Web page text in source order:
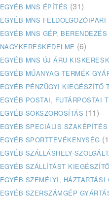
EGYÉB MNS ÉPÍTÉS (31)
EGYÉB MNS
EGYÉB MNS GÉP, BERENDEZÉS
NAGYKERESKEDELME (6)
EGYÉB MNS ÚJ ÁRU
EGYÉB MŰANYAG TERMÉK
EGYÉB PÉNZÜGYI KIEGÉSZÍTŐ
EGYÉB POSTAI, FUTÁRPOSTAI
EGYÉB SOKSZOROSÍTÁS (11)
EGYÉB SPECIÁLIS SZAKÉPÍTÉS
EGYÉB SPORTTEVÉKENYSÉG
EGYÉB SZÁLLÁSHELY-
EGYÉB SZÁLLÍTÁST
EGYÉB SZEMÉLYI,
EGYÉB SZERSZÁMGÉP